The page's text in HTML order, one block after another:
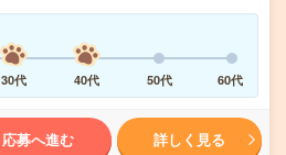
30代 40代 50代 60代
応募へ進む 詳しく見る